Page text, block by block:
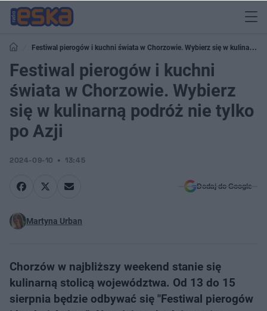
Festiwal pierogów i kuchni świata w Chorzowie. Wybierz się w kulinarną
podróż nie tylko po Azji
Festiwal pierogów i kuchni
świata w Chorzowie. Wybierz
się w kulinarną podróż nie tylko
po Azji
2024-09-10 13:45
Dodaj do Google
Martyna Urban
Chorzów w najbliższy weekend stanie się
kulinarną stolicą województwa. Od 13 do 15
sierpnia będzie odbywać się "Festiwal pierogów